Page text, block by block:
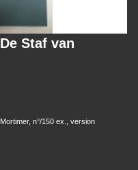
Staf van
n°/150 ex., version